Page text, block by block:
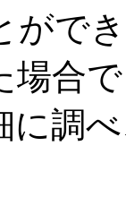
がで
場合
に調